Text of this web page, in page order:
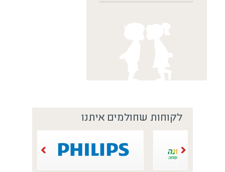
לקוחות שחולמים איתנו